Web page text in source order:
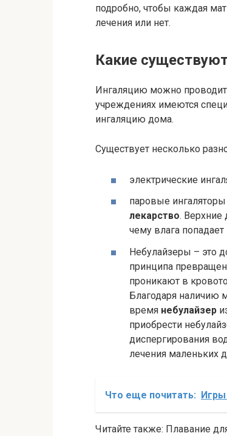
подробно, чтобы каждая
лечения или нет.
Какие
Ингаляцию можно
учреждениях имеются
ингаляцию дома.
Существует несколько
электрические
паровые ингаляторы
лекарство. Верхние
чему влага
Небулайзеры – это
принципа
проникают в
Благодаря наличию
время небулайзер
приобрести
диспергирования
лечения маленьких
Что еще почитать:
Читайте также: Плавание